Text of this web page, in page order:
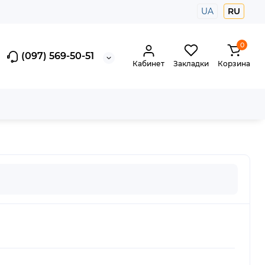
UA RU
(097) 569-50-51
Кабинет Закладки
0
Корзина